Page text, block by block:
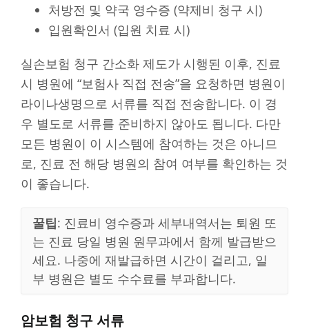
처방전 및 약국 영수증 (약제비 청구 시)
입원확인서 (입원 치료 시)
실손보험 청구 간소화 제도가 시행된 이후, 진료
시 병원에 “보험사 직접 전송”을 요청하면 병원이
라이나생명으로 서류를 직접 전송합니다. 이 경
우 별도로 서류를 준비하지 않아도 됩니다. 다만
모든 병원이 이 시스템에 참여하는 것은 아니므
로, 진료 전 해당 병원의 참여 여부를 확인하는 것
이 좋습니다.
꿀팁: 진료비 영수증과 세부내역서는 퇴원 또
는 진료 당일 병원 원무과에서 함께 발급받으
세요. 나중에 재발급하면 시간이 걸리고, 일
부 병원은 별도 수수료를 부과합니다.
암보험 청구 서류